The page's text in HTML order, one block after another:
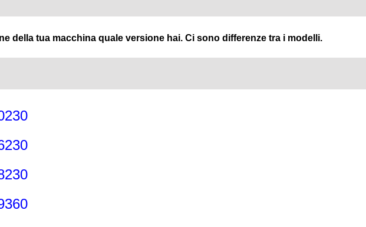
della tua macchina quale versione hai. Ci sono differenze tra i modelli.